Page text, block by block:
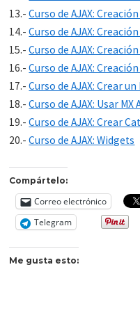
13.-Curso de AJAX:
14.-Curso de AJAX:
15.-Curso de AJAX:
16.-Curso de AJAX:
17.-Curso de AJAX: Crear un
18.-Curso de AJAX: Usar MX
19.-Curso de AJAX: Crear
20.-Curso de AJAX: Widgets
Compártelo:
Correo electrónico
Telegram
Me gusta esto: